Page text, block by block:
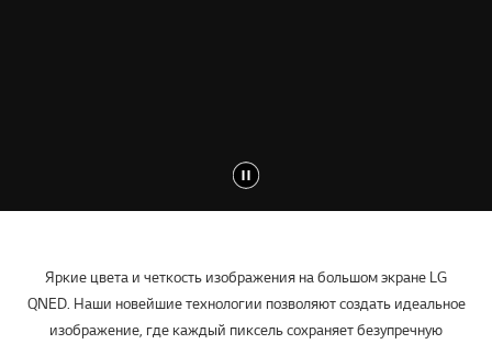
Яркие цвета и четкость изображения на большом экране LG
QNED. Наши новейшие технологии позволяют создать идеальное
изображение, где каждый пиксель сохраняет безупречную